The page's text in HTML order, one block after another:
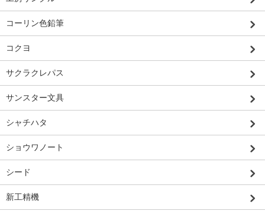
コーリン色鉛筆
コクヨ
サクラクレパス
サンスター文具
シャチハタ
ショウワノート
シード
新工精機